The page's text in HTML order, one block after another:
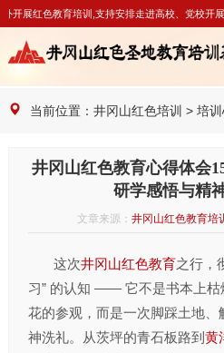
展红色教育培训,支持安排走进高校、党校开展教
当前位置： 井冈山红色培训 > 培
井冈山红色教育心得体会
研学感悟与精
文章来源： 井冈山红色教育培
这次井冈山红色教育之行，
习” 的认知 —— 它不是书本上枯
花的参观，而是一次脚踩土地
神洗礼。从茨坪的青石板路到 黄